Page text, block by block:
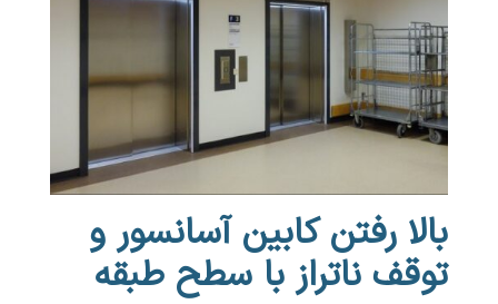
بالا رفتن کابین آسانسور و
توقف ناتراز با سطح طبقه